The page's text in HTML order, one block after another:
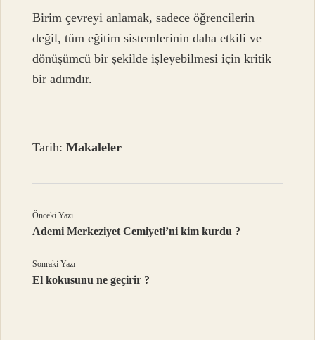
Birim çevreyi anlamak, sadece öğrencilerin
değil, tüm eğitim sistemlerinin daha etkili ve
dönüşümcü bir şekilde işleyebilmesi için kritik
bir adımdır.
Tarih:Makaleler
Önceki Yazı
Ademi Merkeziyet Cemiyeti’ni kim kurdu ?
Sonraki Yazı
El kokusunu ne geçirir ?